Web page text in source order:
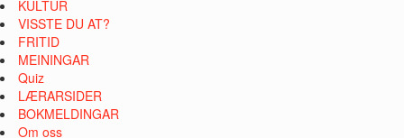
KULTUR
VISSTE DU AT?
FRITID
MEININGAR
Quiz
LÆRARSIDER
BOKMELDINGAR
Om oss